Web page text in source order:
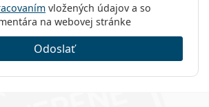
vložených údajov a so
na webovej stránke
Odoslať